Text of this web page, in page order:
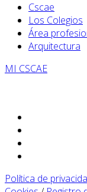
Cscae
Los Colegios
Área
Arquitectura
MI CSCAE
Política de